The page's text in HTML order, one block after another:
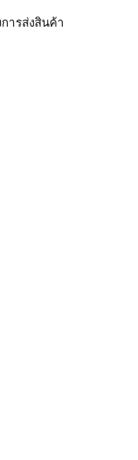
ารส่งสินค้า